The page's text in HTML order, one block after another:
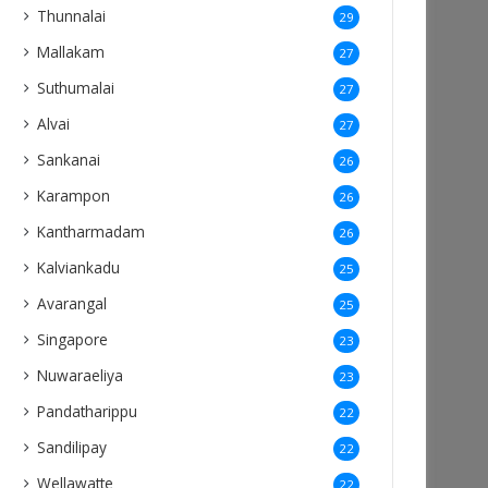
Thunnalai 29
Mallakam 27
Suthumalai 27
Alvai 27
Sankanai 26
Karampon 26
Kantharmadam 26
Kalviankadu 25
Avarangal 25
Singapore 23
Nuwaraeliya 23
Pandatharippu 22
Sandilipay 22
Wellawatte 22